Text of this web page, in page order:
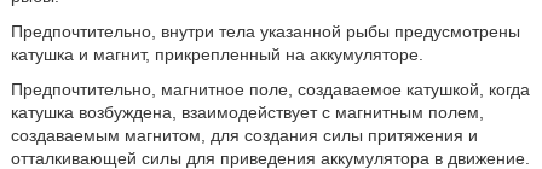
Предпочтительно, внутри тела указанной рыбы предусмотрены
катушка и магнит, прикрепленный на аккумуляторе.
Предпочтительно, магнитное поле, создаваемое катушкой, когда
катушка возбуждена, взаимодействует с магнитным полем,
создаваемым магнитом, для создания силы притяжения и
отталкивающей силы для приведения аккумулятора в движение.